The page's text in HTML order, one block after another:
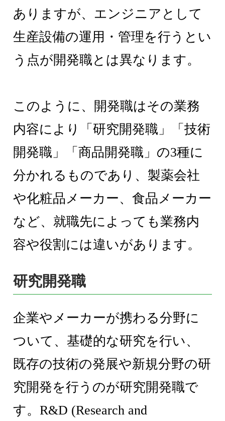
ありますが、エンジニアとして
生産設備の運用・管理を行うとい
う点が開発職とは異なります。
このように、開発職はその業務
内容により「研究開発職」「技術
開発職」「商品開発職」の3種に
分かれるものであり、製薬会社
や化粧品メーカー、食品メーカー
など、就職先によっても業務内
容や役割には違いがあります。
研究開発職
企業やメーカーが携わる分野に
ついて、基礎的な研究を行い、
既存の技術の発展や新規分野の研
究開発を行うのが研究開発職で
す。R&D (Research and